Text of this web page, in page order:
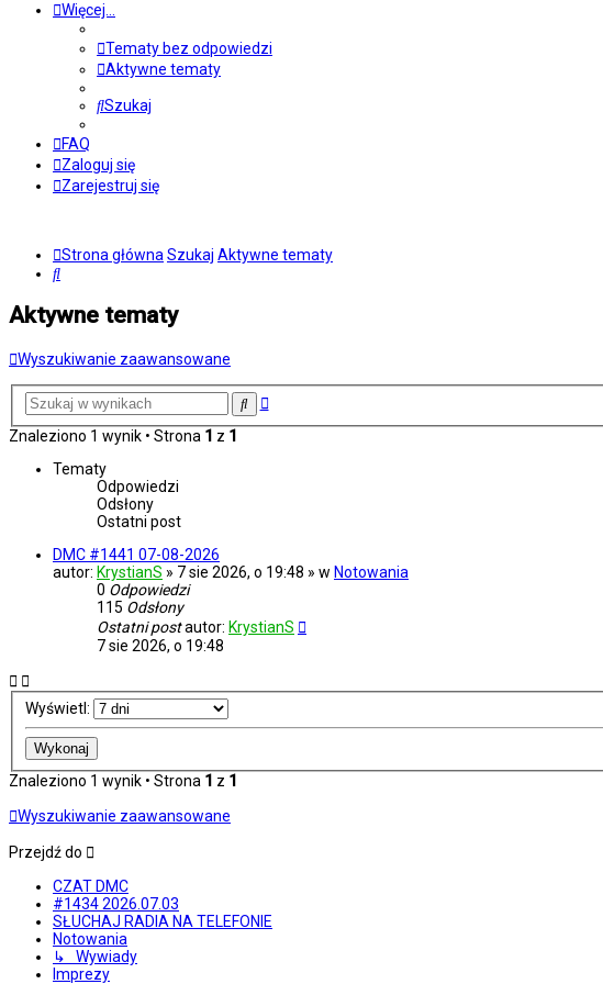
Więcej…
Tematy bez odpowiedzi
Aktywne tematy
Szukaj
FAQ
Zaloguj się
Zarejestruj się
Strona główna Szukaj Aktywne tematy
Szukaj
Aktywne tematy
Wyszukiwanie zaawansowane
SzukajWyszukiwanie
Znaleziono 1 wynik • Strona 1 z 1
Tematy
Odpowiedzi
Odsłony
Ostatni post
DMC #1441 07-08-2026
autor: KrystianS » 7 sie 2026, o 19:48 » w Notowania
0 Odpowiedzi
115 Odsłony
Ostatni postautor: KrystianS
7 sie 2026, o 19:48
Wyświetl:
Znaleziono 1 wynik • Strona 1 z 1
Wyszukiwanie zaawansowane
Przejdź do
CZAT DMC
#1434 2026.07.03
SŁUCHAJ RADIA NA TELEFONIE
Notowania
↳ Wywiady
Imprezy